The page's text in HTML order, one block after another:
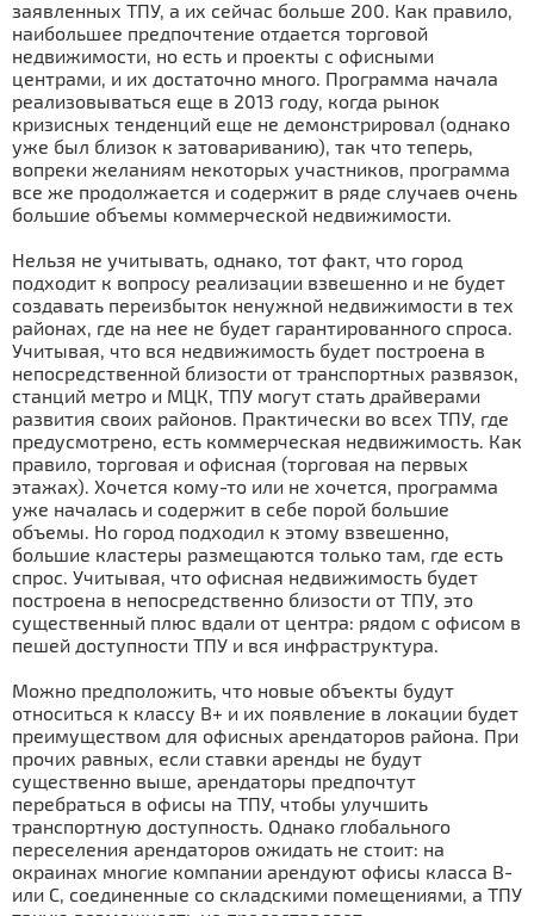
заявленных ТПУ, а их сейчас больше 200. Как правило,
наибольшее предпочтение отдается торговой
недвижимости, но есть и проекты с офисными
центрами, и их достаточно много. Программа начала
реализовываться еще в 2013 году, когда рынок
кризисных тенденций еще не демонстрировал (однако
уже был близок к затовариванию), так что теперь,
вопреки желаниям некоторых участников, программа
все же продолжается и содержит в ряде случаев очень
большие объемы коммерческой недвижимости.
Нельзя не учитывать, однако, тот факт, что город
подходит к вопросу реализации взвешенно и не будет
создавать переизбыток ненужной недвижимости в тех
районах, где на нее не будет гарантированного спроса.
Учитывая, что вся недвижимость будет построена в
непосредственной близости от транспортных развязок,
станций метро и МЦК, ТПУ могут стать драйверами
развития своих районов. Практически во всех ТПУ, где
предусмотрено, есть коммерческая недвижимость. Как
правило, торговая и офисная (торговая на первых
этажах). Хочется кому-то или не хочется, программа
уже началась и содержит в себе порой большие
объемы. Но город подходил к этому взвешенно,
большие кластеры размещаются только там, где есть
спрос. Учитывая, что офисная недвижимость будет
построена в непосредственно близости от ТПУ, это
существенный плюс вдали от центра: рядом с офисом в
пешей доступности ТПУ и вся инфраструктура.
Можно предположить, что новые объекты будут
относиться к классу В+ и их появление в локации будет
преимуществом для офисных арендаторов района. При
прочих равных, если ставки аренды не будут
существенно выше, арендаторы предпочтут
перебраться в офисы на ТПУ, чтобы улучшить
транспортную доступность. Однако глобального
переселения арендаторов ожидать не стоит: на
окраинах многие компании арендуют офисы класса В-
или С, соединенные со складскими помещениями, а ТПУ